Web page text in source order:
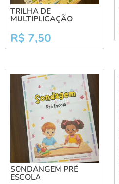
TRILHA DE
MULTIPLICAÇÃO
R$ 7,50
SONDANGEM PRÉ
ESCOLA